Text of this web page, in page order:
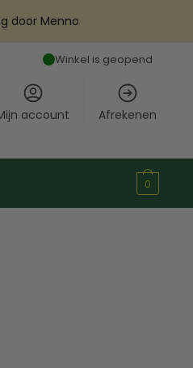
door Menno
Winkel is geopend
account Afrekenen
0